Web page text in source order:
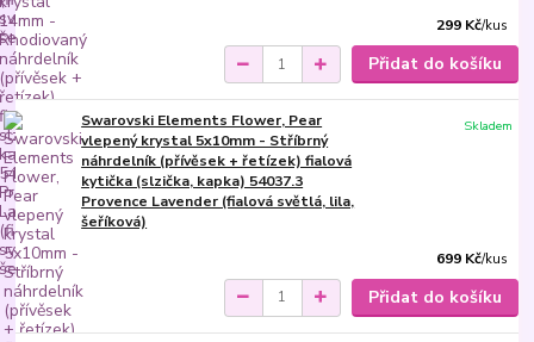
299 Kč/kus
Přidat do košíku
Swarovski Elements Flower, Pear
vlepený krystal 5x10mm - Stříbrný
náhrdelník (přívěsek + řetízek) fialová
kytička (slzička, kapka) 54037.3
Provence Lavender (fialová světlá, lila,
šeříková)
699 Kč/kus
Skladem
Přidat do košíku